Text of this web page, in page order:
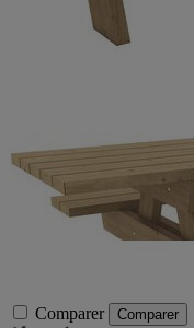
Comparer Comparer